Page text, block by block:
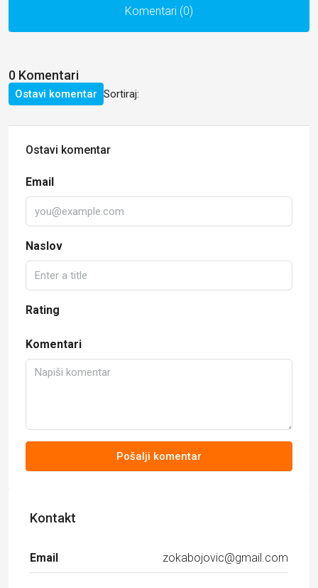
Komentari (0)
0 Komentari
Sortiraj:
Ostavi komentar
Ostavi komentar
Email
Naslov
Rating
Komentari
Pošalji komentar
Kontakt
Email zokabojovic@gmail.com